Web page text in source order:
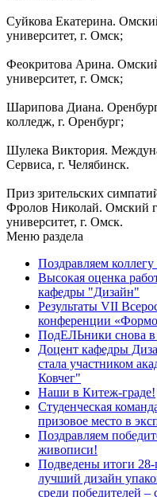
Суйкова Екатерина.
университет, г. Омск;
Феокритова Арина.
университет, г. Омск;
Шарипова Диана.
колледж, г. Оренбург;
Шулека Виктория.
Сервиса, г. Челябинск.
Приз зрительских
Фролов Николай. Омский
университет, г. Омск.
Меню раздела
Поздравляем
Высокая оценка
кафедры "Дизайн"
Результаты VII
конференции
ПодЕЛЬники снова в
Доцент кафедры
стала участником
Ковчег"
Наши в Китеж-граде!
Студенческая
призовое место в
Поздравляем
живописи!
Подведены итоги 28-
лучший дизайн
среди победителей –